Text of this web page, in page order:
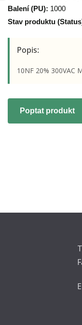
Balení (PU): 1000
Stav produktu
Popis:
10NF 20% 300VAC
Poptat produkt